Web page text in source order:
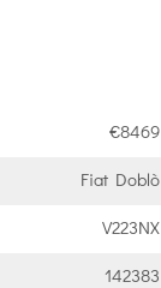
€8469
Fiat Doblò
V223NX
142383